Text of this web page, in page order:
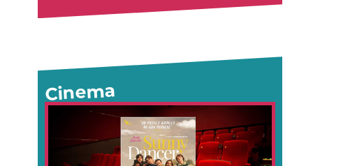
Cinema